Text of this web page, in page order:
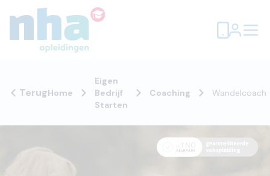
TerugHome
Eigen
Bedrijf
Starten
Coaching Wandelcoach